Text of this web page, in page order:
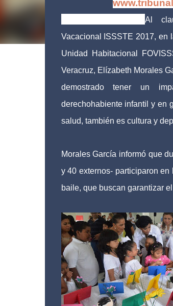
Al
Vacacional ISSSTE 2017, en
Unidad Habitacional
Veracruz, Elízabeth Morales
demostrado tener un
derechohabiente infantil y en
salud, también es cultura y
Morales García informó que
y 40 externos- participaron
baile, que buscan garantizar